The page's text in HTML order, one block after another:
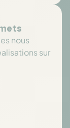
nous
sur